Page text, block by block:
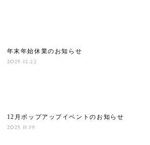
年末年始休業のお知らせ
2025.12.22
12月ポップアップイベントのお知らせ
2025.11.19